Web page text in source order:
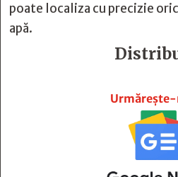
poate localiza cu precizie
apă.
Urmărește-